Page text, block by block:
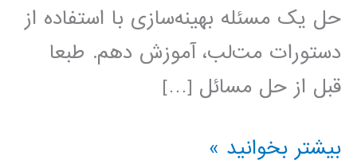
حل یک مسئله بهینه‌سازی با استفاده از
دستورات مت‌لب، آموزش دهم. طبعا
قبل از حل مسائل […]
حل
بیشتر بخوانید »